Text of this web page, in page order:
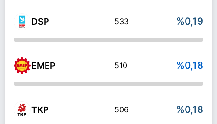
DSP 533 %0,19
EMEP 510 %0,18
TKP 506 %0,18